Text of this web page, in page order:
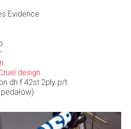
Evidence
design
dh f 42st 2ply p/t